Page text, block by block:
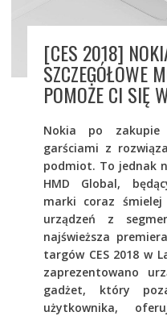
[CES 2018]
SZCZEGÓŁOWE
POMOŻE CI SIĘ
Nokia po
garściami z
podmiot. To jednak
HMD Global,
marki coraz
urządzeń z
najświeższa
targów CES 2018 w
zaprezentowano
gadżet, który
użytkownika,